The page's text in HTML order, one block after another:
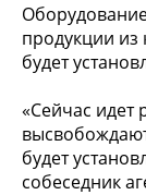
продукции из
будет
«Сейчас идет
будет
собеседник